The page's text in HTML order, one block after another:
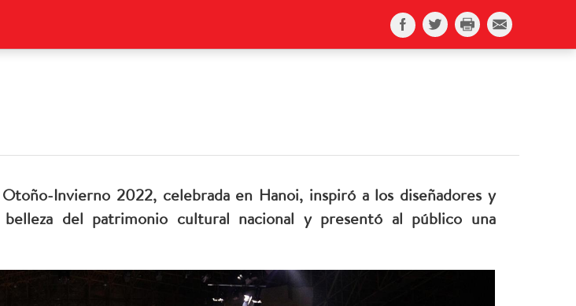
Invierno 2022, celebrada en Hanoi, inspiró a los diseñadores y
del patrimonio cultural nacional y presentó al público una